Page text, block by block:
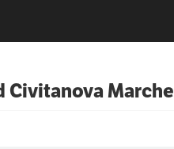
Civitanova Marche